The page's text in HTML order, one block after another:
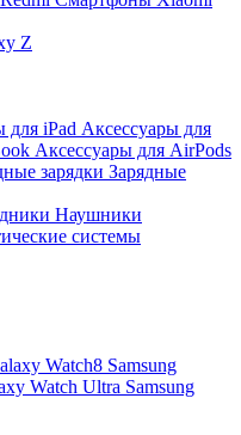
Z
для iPad Аксессуары для
Аксессуары для AirPods
зарядки Зарядные
Наушники
системы
Watch8 Samsung
Watch Ultra Samsung